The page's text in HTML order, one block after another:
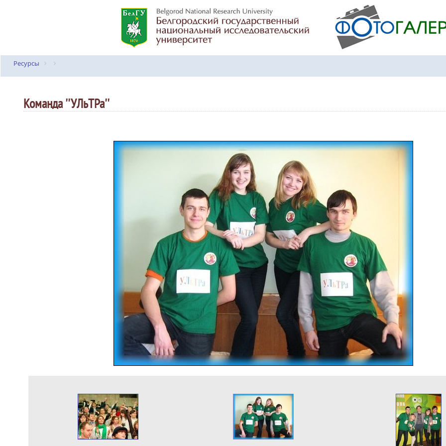
Ресурсы
Команда ''УЛьТРа''